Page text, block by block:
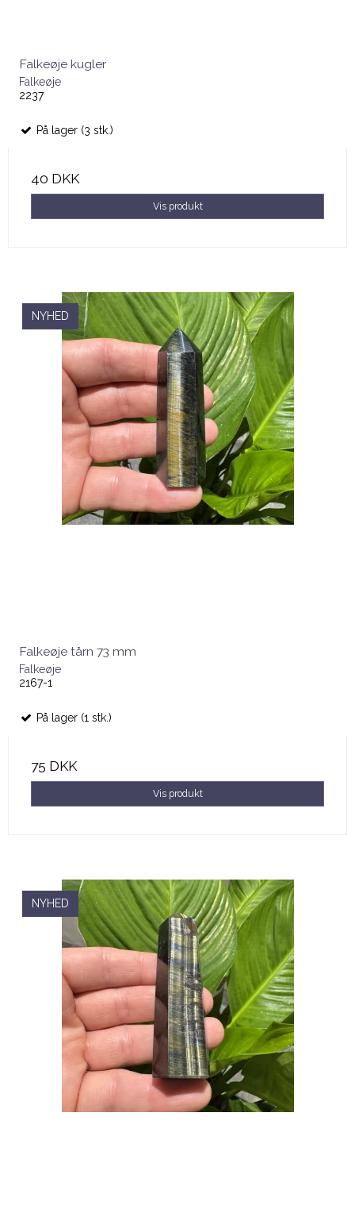
Falkeøje kugler
Falkeøje
2237
På lager (3 stk.)
40 DKK
Vis produkt
NYHED
Falkeøje tårn 73 mm
Falkeøje
2167-1
På lager (1 stk.)
75 DKK
Vis produkt
NYHED